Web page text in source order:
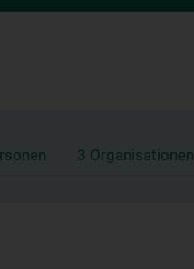
3 Organisationen